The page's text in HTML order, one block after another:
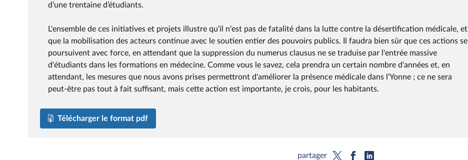
d’une trentaine d’étudiants.
L'ensemble de ces initiatives et projets illustre qu'il n'est pas de fatalité dans la lutte contre la désertification médicale, et
que la mobilisation des acteurs continue avec le soutien entier des pouvoirs publics. Il faudra bien sûr que ces actions se
poursuivent avec force, en attendant que la suppression du numerus clausus ne se traduise par l'entrée massive
d'étudiants dans les formations en médecine. Comme vous le savez, cela prendra un certain nombre d'années et, en
attendant, les mesures que nous avons prises permettront d'améliorer la présence médicale dans l'Yonne ; ce ne sera
peut-être pas tout à fait suffisant, mais cette action est importante, je crois, pour les habitants.
Télécharger le format pdf
partager